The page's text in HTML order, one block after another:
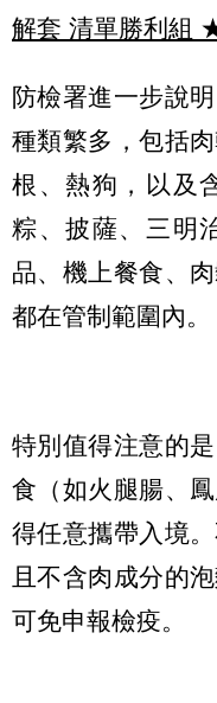
解套 清單勝利組
防檢署進一步說
種類繁多，包括
根、熱狗，以及
粽、披薩、三明
品、機上餐食、
都在管制範圍內。
特別值得注意的
食（如火腿腸、
得任意攜帶入境
且不含肉成分的
可免申報檢疫。